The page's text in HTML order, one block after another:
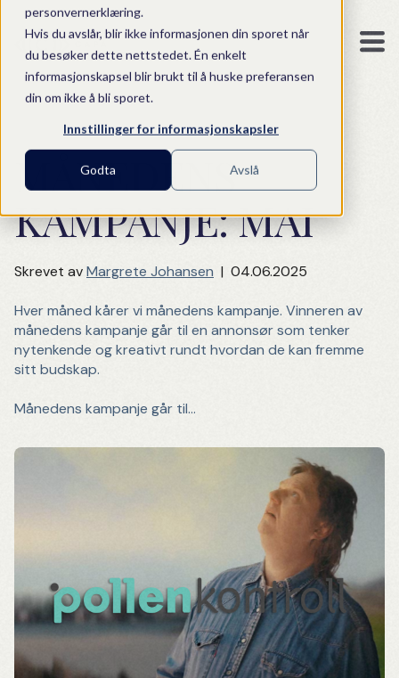
personvernerklæring.
Hvis du avslår, blir ikke informasjonen din sporet når
du besøker dette nettstedet. Én enkelt
informasjonskapsel blir brukt til å huske preferansen
din om ikke å bli sporet.
Innstillinger for informasjonskapsler
Godta Avslå
MÅNEDENS
KAMPANJE: MAI
Skrevet avMargrete Johansen | 04.06.2025
Hver måned kårer vi månedens kampanje. Vinneren av
månedens kampanje går til en annonsør som tenker
nytenkende og kreativt rundt hvordan de kan fremme
sitt budskap.
Månedens kampanje går til…